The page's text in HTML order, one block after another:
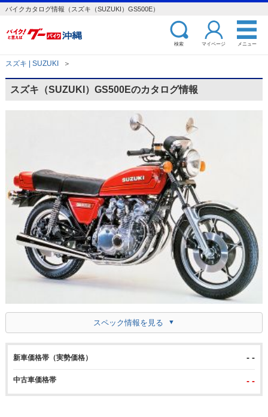
バイクカタログ情報（スズキ（SUZUKI）GS500E）
検索 マイページ メニュー
スズキ | SUZUKI ＞
スズキ（SUZUKI）GS500Eのカタログ情報
スペック情報を見る
新車価格帯（実勢価格） - -
中古車価格帯 - -